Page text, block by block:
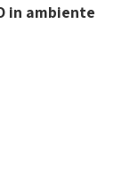
in ambiente